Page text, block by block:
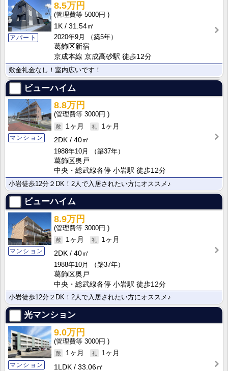
アパート
8.5万円
5000円
1K
31.54㎡
2020年9月
（築5年）
葛飾区新宿
京成本線 京成高砂駅 徒歩12分
敷金礼金なし！室内広いです！
ビューハイム
マンション
8.8万円
3000円
1ヶ月
1ヶ月
2DK
40㎡
1988年10月
（築37年）
葛飾区奥戸
中央・総武線各停 小岩駅 徒歩12分
小岩徒歩12分２DK！2人で入居されたい方にオススメ♪
ビューハイム
マンション
8.9万円
3000円
1ヶ月
1ヶ月
2DK
40㎡
1988年10月
（築37年）
葛飾区奥戸
中央・総武線各停 小岩駅 徒歩12分
小岩徒歩12分２DK！2人で入居されたい方にオススメ♪
光マンション
マンション
9.0万円
3000円
1ヶ月
1ヶ月
1LDK
33.06㎡